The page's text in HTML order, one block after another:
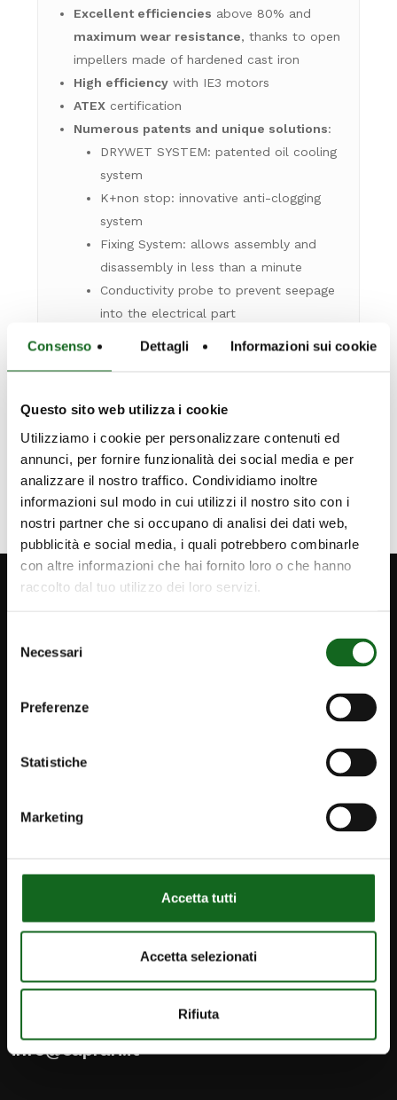
Consenso Dettagli Informazioni sui cookie
Questo sito web utilizza i cookie
Utilizziamo i cookie per personalizzare contenuti ed
annunci, per fornire funzionalità dei social media e per
analizzare il nostro traffico. Condividiamo inoltre
informazioni sul modo in cui utilizzi il nostro sito con i
nostri partner che si occupano di analisi dei dati web,
pubblicità e social media, i quali potrebbero combinarle
con altre informazioni che hai fornito loro o che hanno
raccolto dal tuo utilizzo dei loro servizi.
delNecessari
Preferenze
Statistiche
Marketing
Accetta tutti
Accetta selezionati
Rifiuta
Excellent efficiencies above 80% and
maximum wear resistance, thanks to open
impellers made of hardened cast iron
High efficiencywith IE3 motors
ATEXcertification
Numerous patents and unique solutions:
DRYWET SYSTEM: patented oil cooling
system
K+non stop: innovative anti-clogging
system
Fixing System: allows assembly and
disassembly in less than a minute
Conductivity probe to prevent seepage
into the electrical part
Newsletter
Caprari Pumps AU
info@caprari.it